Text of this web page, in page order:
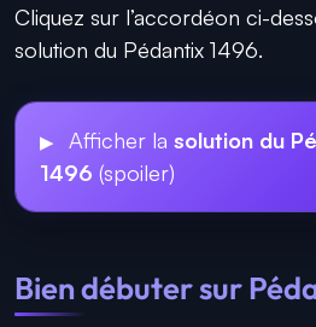
Cliquez sur l’accordéon ci-
solution du Pédantix 1496.
Afficher la solution du
1496 (spoiler)
Bien débuter sur